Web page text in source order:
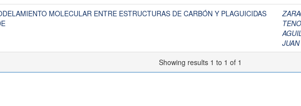
MOLECULAR ENTRE ESTRUCTURAS DE CARBÓN Y PLAGUICIDAS
Showing results 1 to 1 of 1